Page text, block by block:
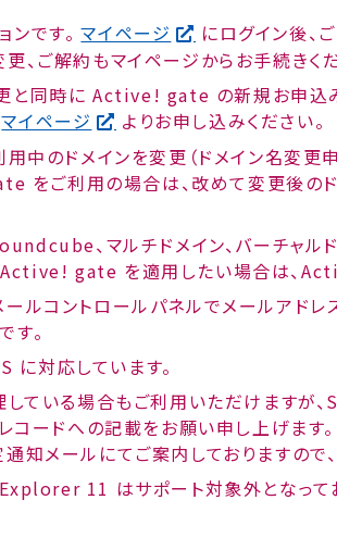
です。 マイページ
にログイン後、
更、ご解約もマイページからお手続きく
と同時に Active! gate の新規お申込
マイページ
よりお申し込みください。
のドメインを変更（ドメイン名変更
をご利用の場合は、改めて変更後のド
、マルチドメイン、バーチャル
gate を適用したい場合は、
ルコントロールパネルでメールアド
す。
対応しています。
ている場合もご利用いただけますが、
コードへの記載をお願い申し上げます。
知メールにてご案内しておりますので
11 はサポート対象外となってお